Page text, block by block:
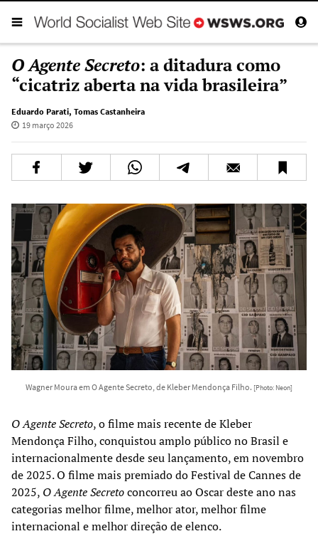
O Agente Secreto: a ditadura como
“cicatriz aberta na vida brasileira”
Eduardo Parati, Tomas Castanheira
19 março 2026
Wagner Moura em O Agente Secreto, de Kleber Mendonça Filho. [Photo: Neon]
O Agente Secreto, o filme mais recente de Kleber
Mendonça Filho, conquistou amplo público no Brasil e
internacionalmente desde seu lançamento, em novembro
de 2025. O filme mais premiado do Festival de Cannes de
2025, O Agente Secretoconcorreu ao Oscar deste ano nas
categorias melhor filme, melhor ator, melhor filme
internacional e melhor direção de elenco.